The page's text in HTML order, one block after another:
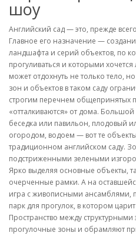
шоу
Английский сад — это, прежде
Главное его назначение —
ландшафта и серий объектов, по
прогуливаться и которыми
может отдохнуть не только тело,
зон и объектов в таком саду
строгим перечнем общепринятых
«отталкиваются» от дома.
беседка или павильон, плодовый
огородом, водоем — вот те
традиционном английском саду.
подстриженными зелеными
Ярко выделяя основные объекты,
очерченные рамки. А на
игра с живописными
парк для прогулок, в котором
Пространство между
прогулочные зоны и обрамляют